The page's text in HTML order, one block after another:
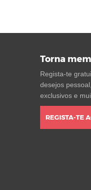
Torna
Regista-te
desejos
exclusivos e
REGISTA-TE